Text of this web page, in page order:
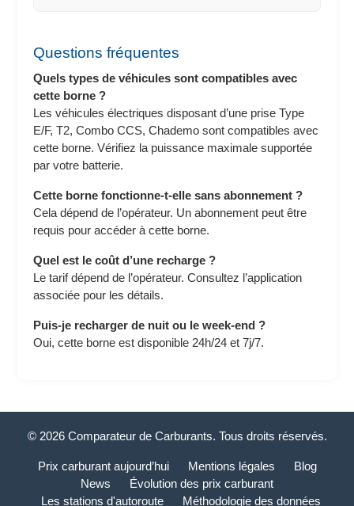
Questions fréquentes
Quels types de véhicules sont compatibles avec
cette borne ?
Les véhicules électriques disposant d’une prise Type
E/F, T2, Combo CCS, Chademo sont compatibles avec
cette borne. Vérifiez la puissance maximale supportée
par votre batterie.
Cette borne fonctionne-t-elle sans abonnement ?
Cela dépend de l’opérateur. Un abonnement peut être
requis pour accéder à cette borne.
Quel est le coût d’une recharge ?
Le tarif dépend de l’opérateur. Consultez l’application
associée pour les détails.
Puis-je recharger de nuit ou le week-end ?
Oui, cette borne est disponible 24h/24 et 7j/7.
© 2026 Comparateur de Carburants. Tous droits réservés.
Prix carburant aujourd’hui Mentions légales
Blog
News
Évolution des prix carburant
Les stations d'autoroute
Méthodologie des données